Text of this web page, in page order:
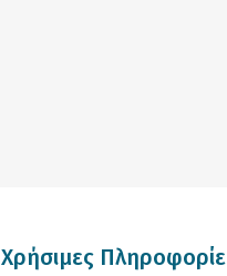
Χρήσιμες